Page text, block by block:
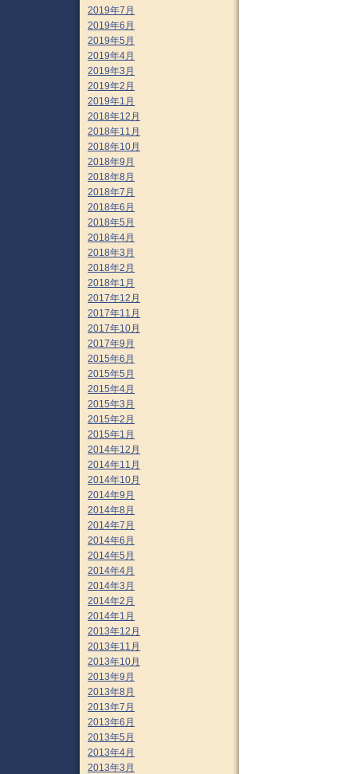
2019年7月
2019年6月
2019年5月
2019年4月
2019年3月
2019年2月
2019年1月
2018年12月
2018年11月
2018年10月
2018年9月
2018年8月
2018年7月
2018年6月
2018年5月
2018年4月
2018年3月
2018年2月
2018年1月
2017年12月
2017年11月
2017年10月
2017年9月
2015年6月
2015年5月
2015年4月
2015年3月
2015年2月
2015年1月
2014年12月
2014年11月
2014年10月
2014年9月
2014年8月
2014年7月
2014年6月
2014年5月
2014年4月
2014年3月
2014年2月
2014年1月
2013年12月
2013年11月
2013年10月
2013年9月
2013年8月
2013年7月
2013年6月
2013年5月
2013年4月
2013年3月